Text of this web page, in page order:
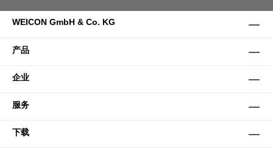
WEICON GmbH & Co. KG
产品
企业
服务
下载